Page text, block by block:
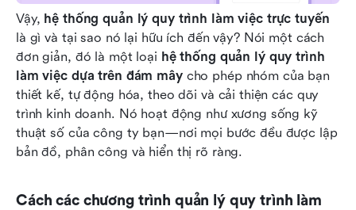
Vậy, hệ thống quản lý quy trình làm việc trực tuyến
là gì và tại sao nó lại hữu ích đến vậy? Nói một cách
đơn giản, đó là một loại hệ thống quản lý quy trình
làm việc dựa trên đám mây cho phép nhóm của bạn
thiết kế, tự động hóa, theo dõi và cải thiện các quy
trình kinh doanh. Nó hoạt động như xương sống kỹ
thuật số của công ty bạn—nơi mọi bước đều được lập
bản đồ, phân công và hiển thị rõ ràng.
Cách các chương trình quản lý quy trình làm